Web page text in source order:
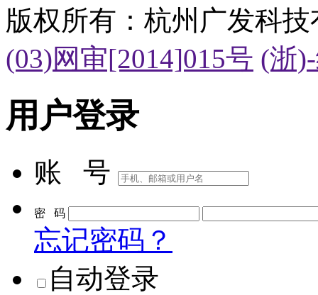
版权所有：杭州广发科
(03)网审[2014]015号 (浙
用户登录
账 号
密 码
忘记密码？
自动登录